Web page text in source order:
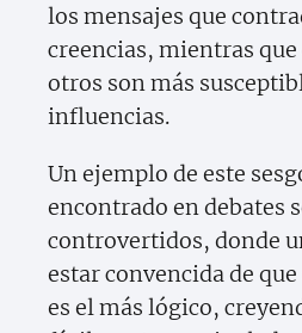
los mensajes que
creencias, mientras
otros son más
influencias.
Un ejemplo de este
encontrado en debates
controvertidos, donde
estar convencida de
es el más lógico,